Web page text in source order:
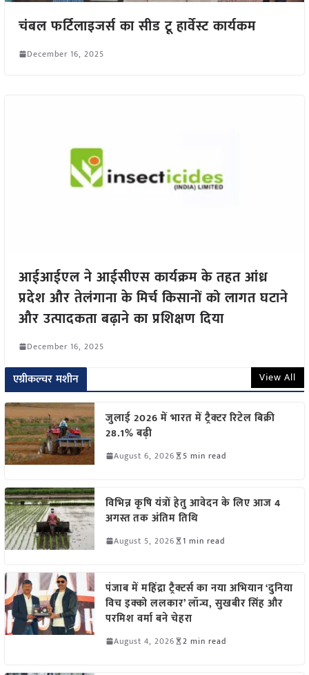
चंबल फर्टिलाइजर्स का सीड टू हार्वेस्ट कार्यकम
December 16, 2025
आईआईएल ने आईसीएस कार्यक्रम के तहत आंध्र
प्रदेश और तेलंगाना के मिर्च किसानों को लागत घटाने
और उत्पादकता बढ़ाने का प्रशिक्षण दिया
December 16, 2025
एग्रीकल्चर मशीन View All
जुलाई 2026 में भारत में ट्रैक्टर रिटेल बिक्री
28.1% बढ़ी
August 6, 2026 5 min read
विभिन्न कृषि यंत्रों हेतु आवेदन के लिए आज 4
अगस्त तक अंतिम तिथि
August 5, 2026 1 min read
पंजाब में महिंद्रा ट्रैक्टर्स का नया अभियान ‘दुनिया
विच इक्को ललकार’ लॉन्च, सुखबीर सिंह और
परमिश वर्मा बने चेहरा
August 4, 2026 2 min read